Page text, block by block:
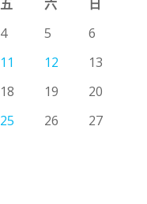
五 六
日
4 5
6
11 12
13
18 19
20
25 26
27